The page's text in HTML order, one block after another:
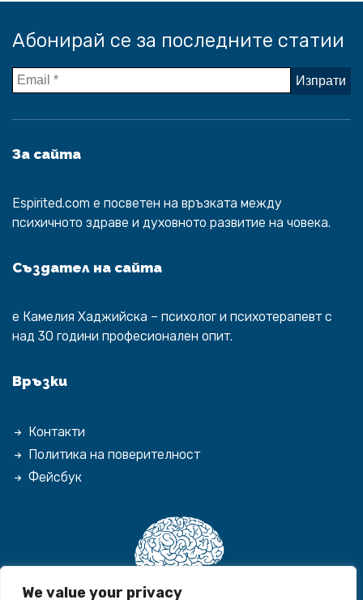
We value your privacy
Абонирай се за последните статии
За сайта
Espirited.com e посветен на връзката между
психичното здраве и духовното развитие на човека.
Създател на сайта
е Камелия Хаджийска – психолог и психотерапевт с
над 30 години професионален опит.
Връзки
Контакти
Политика на поверителност
Фейсбук